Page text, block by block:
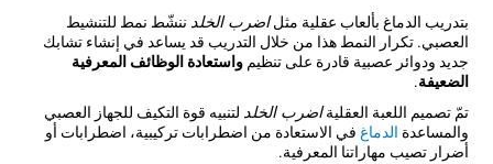
بتدريب الدماغ بألعاب عقلية مثلاضرب الخلد ننشّط نمط للتنشيط
العصبي. تكرار النمط هذا من خلال التدريب قد يساعد في إنشاء تشابك
جديد ودوائر عصبية قادرة على تنظيمواستعادة الوظائف المعرفية
الضعيفة.
تمّ تصميم اللعبة العقليةاضرب الخلد لتنبيه قوة التكيف للجهاز العصبي
والمساعدة الدماغ في الاستعادة من اضطرابات تركيبية، اضطرابات أو
أضرار تصيب مهاراتنا المعرفية.